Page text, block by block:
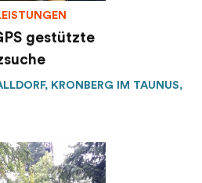
gestützte
KRONBERG IM TAUNUS,